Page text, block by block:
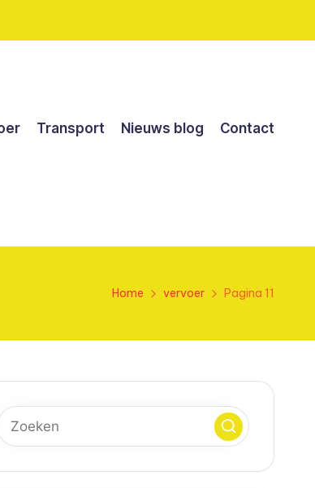
Transport Nieuws blog Contact
Home vervoer Pagina 11